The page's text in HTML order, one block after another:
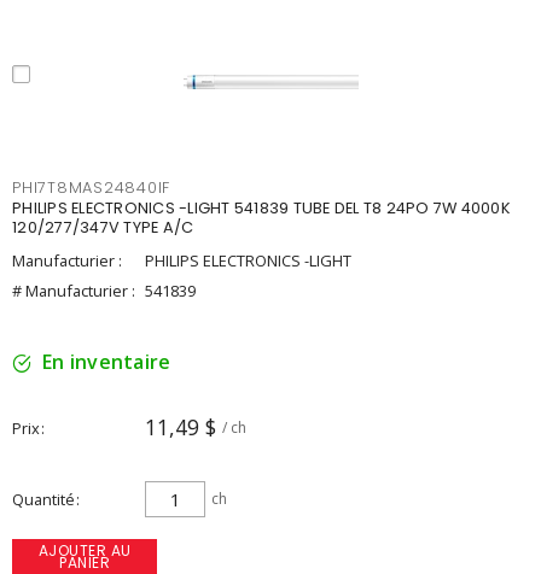
PHI7T8MAS24840IF
PHILIPS ELECTRONICS -LIGHT 541839 TUBE DEL T8 24PO 7W 4000K
120/277/347V TYPE A/C
Manufacturier :
PHILIPS ELECTRONICS -LIGHT
# Manufacturier : 541839
En inventaire
Prix 11,49 $ / ch
Quantité ch
AJOUTER AU
PANIER